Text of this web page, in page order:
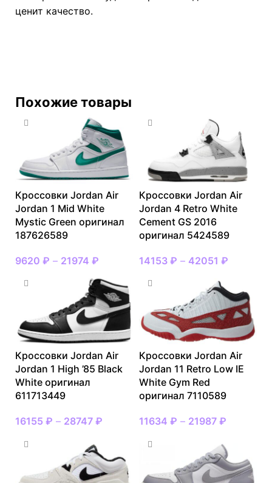
ценит качество.
Похожие товары
Кроссовки Jordan Air
Jordan 1 Mid White
Mystic Green оригинал
187626589
9620 ₽ – 21974 ₽
Кроссовки Jordan Air
Jordan 4 Retro White
Cement GS 2016
оригинал 5424589
14153 ₽ – 42051 ₽
Кроссовки Jordan Air
Jordan 1 High ’85 Black
White оригинал
611713449
16155 ₽ – 28747 ₽
Кроссовки Jordan Air
Jordan 11 Retro Low IE
White Gym Red
оригинал 7110589
11634 ₽ – 21987 ₽